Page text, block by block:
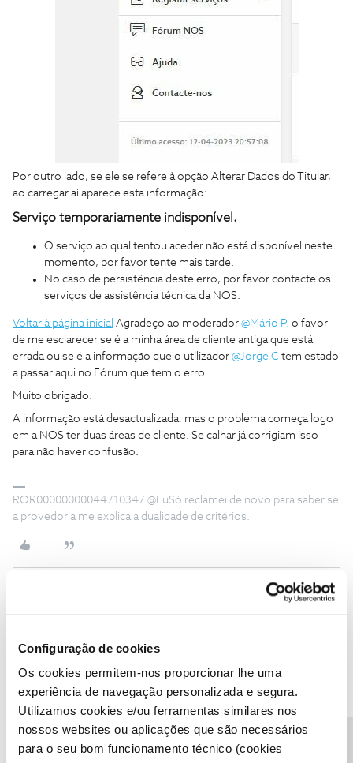
Configuração de cookies
Os cookies permitem-nos proporcionar lhe uma
experiência de navegação personalizada e segura.
Utilizamos cookies e/ou ferramentas similares nos
nossos websites ou aplicações que são necessários
para o seu bom funcionamento técnico (cookies
Por outro lado, se ele se refere à opção Alterar Dados do Titular,
ao carregar aí aparece esta informação:
Serviço temporariamente indisponível.
O serviço ao qual tentou aceder não está disponível neste
momento, por favor tente mais tarde.
No caso de persistência deste erro, por favor contacte os
serviços de assistência técnica da NOS.
Voltar à página inicial Agradeço ao moderador @Mário P. o favor
de me esclarecer se é a minha área de cliente antiga que está
errada ou se é a informação que o utilizador @Jorge C tem estado
a passar aqui no Fórum que tem o erro.
Muito obrigado.
A informação está desactualizada, mas o problema começa logo
em a NOS ter duas áreas de cliente. Se calhar já corrigiam isso
para não haver confusão.
ROR00000000044710347 @EuSó reclamei de novo para saber se
a provedoria me explica a dualidade de critérios.
Aqui a questão é outra, é tirar uma dúvida, o utilizador
ter escrito que não se pode enviar um pedido.